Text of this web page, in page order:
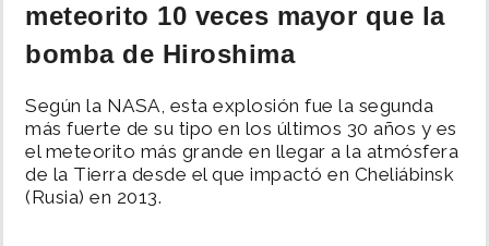
SUCESOS
POLÍTICA
SHOW
meteorito 10 veces mayor que la
bomba de Hiroshima
Según la NASA, esta explosión fue la segunda
más fuerte de su tipo en los últimos 30 años y es
el meteorito más grande en llegar a la atmósfera
de la Tierra desde el que impactó en Cheliábinsk
(Rusia) en 2013.